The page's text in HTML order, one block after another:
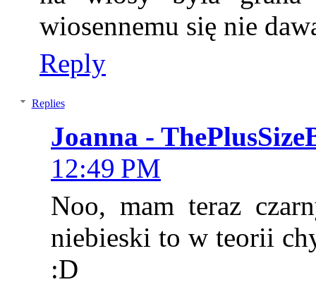
wiosennemu się nie
Reply
Replies
Joanna -
12:49 PM
Noo, mam teraz
niebieski to w teorii
:D